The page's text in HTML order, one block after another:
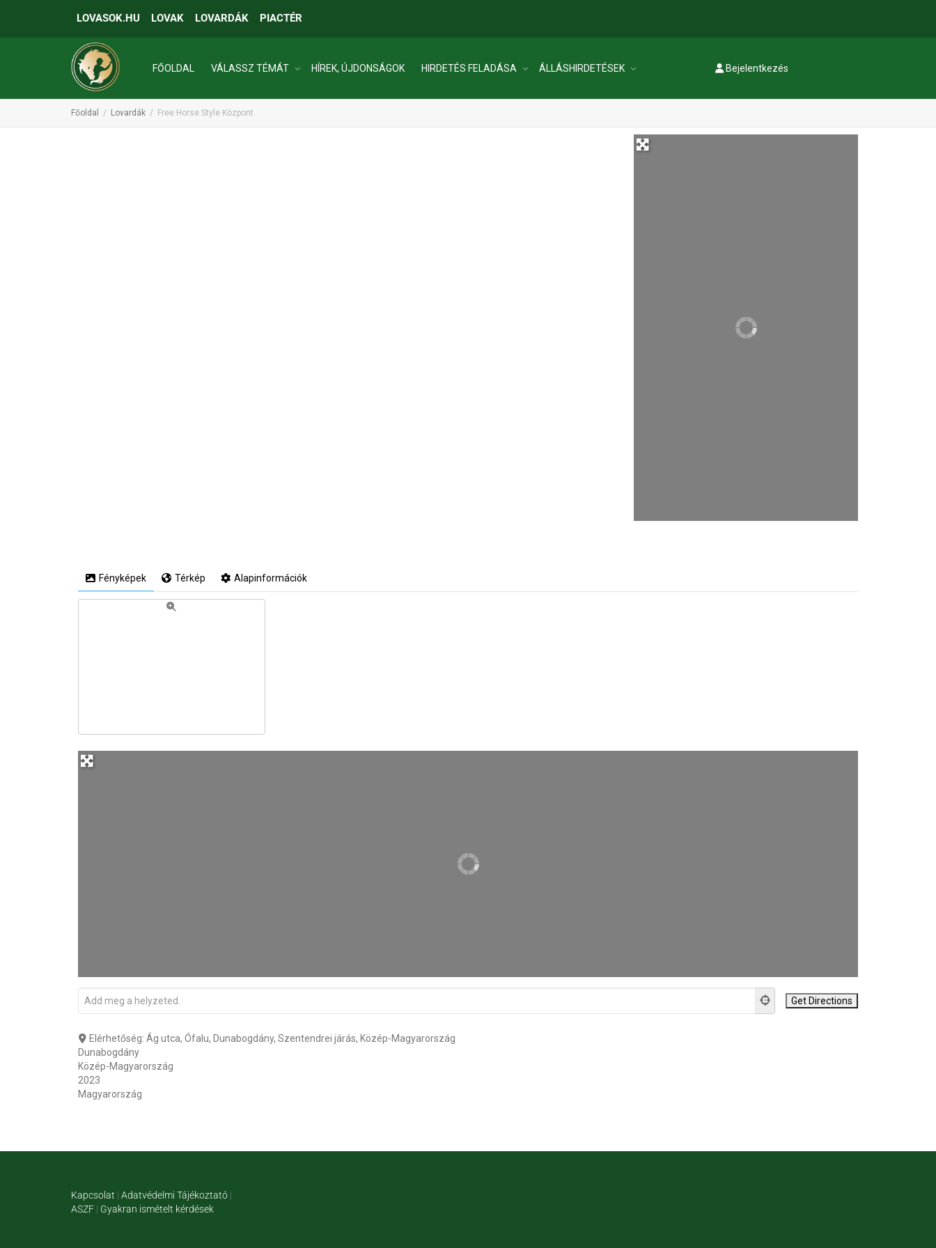
LOVASOK.HU LOVAK LOVARDÁK PIACTÉR
FŐOLDAL VÁLASSZ TÉMÁT HÍREK, ÚJDONSÁGOK HIRDETÉS FELADÁSA ÁLLÁSHIRDETÉSEK
INGATLANOK
Bejelentkezés
Regisztráció
Főoldal Lovardák Free Horse Style Központ
Fényképek Térkép Alapinformációk
Elérhetőség: Ág utca, Ófalu, Dunabogdány, Szentendrei járás, Közép-Magyarország
Dunabogdány
Közép-Magyarország
2023
Magyarország
Kapcsolat | Adatvédelmi Tájékoztató |
ASZF | Gyakran ismételt kérdések